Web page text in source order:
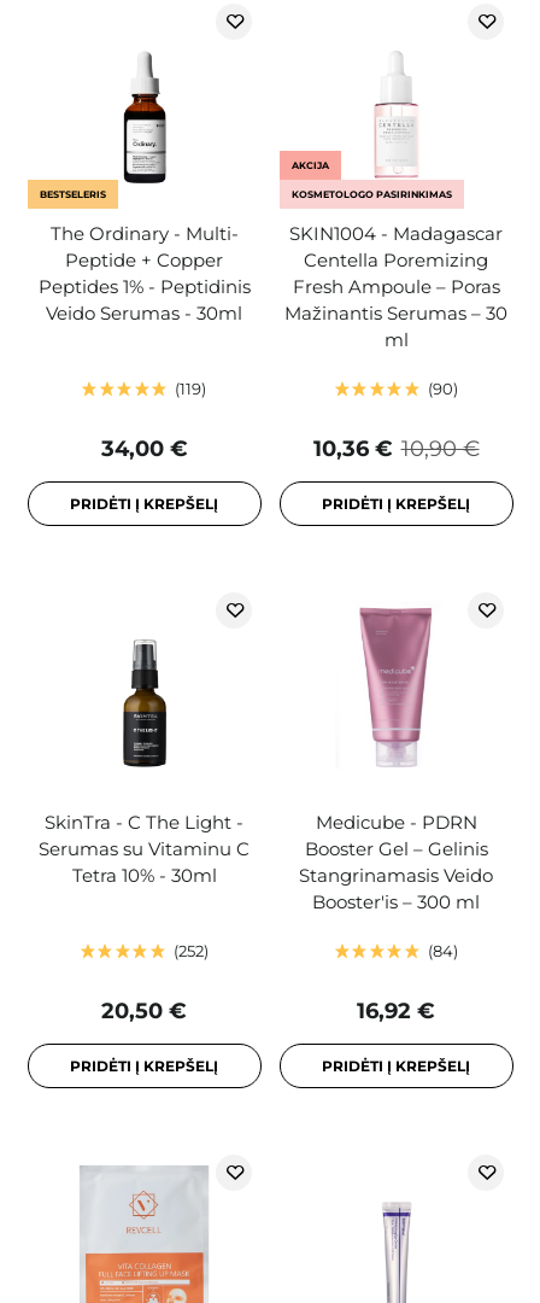
BESTSELERIS
The Ordinary - Multi-
Peptide + Copper
Peptides 1% - Peptidinis
Veido Serumas - 30ml
119
34,00 €
PRIDĖTI Į KREPŠELĮ
AKCIJA
KOSMETOLOGO PASIRINKIMAS
SKIN1004 - Madagascar
Centella Poremizing
Fresh Ampoule – Poras
Mažinantis Serumas – 30
ml
90
10,90 €
10,36 €
PRIDĖTI Į KREPŠELĮ
SkinTra - C The Light -
Serumas su Vitaminu C
Tetra 10% - 30ml
252
20,50 €
PRIDĖTI Į KREPŠELĮ
Medicube - PDRN
Booster Gel – Gelinis
Stangrinamasis Veido
Booster'is – 300 ml
84
16,92 €
PRIDĖTI Į KREPŠELĮ